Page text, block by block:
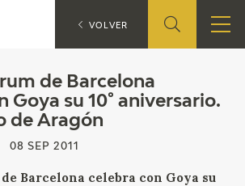
de Barcelona
Goya su 10° aniversario.
de Aragón
08 SEP 2011
Barcelona celebra con Goya su
EXPOSICIONES El
VOLVER